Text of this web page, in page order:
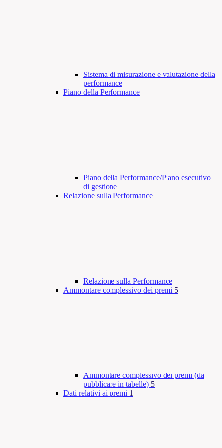
Sistema di misurazione e valutazione della
performance
Piano della Performance
Piano della Performance/Piano esecutivo
di gestione
Relazione sulla Performance
Relazione sulla Performance
Ammontare complessivo dei premi 5
Ammontare complessivo dei premi (da
pubblicare in tabelle) 5
Dati relativi ai premi 1